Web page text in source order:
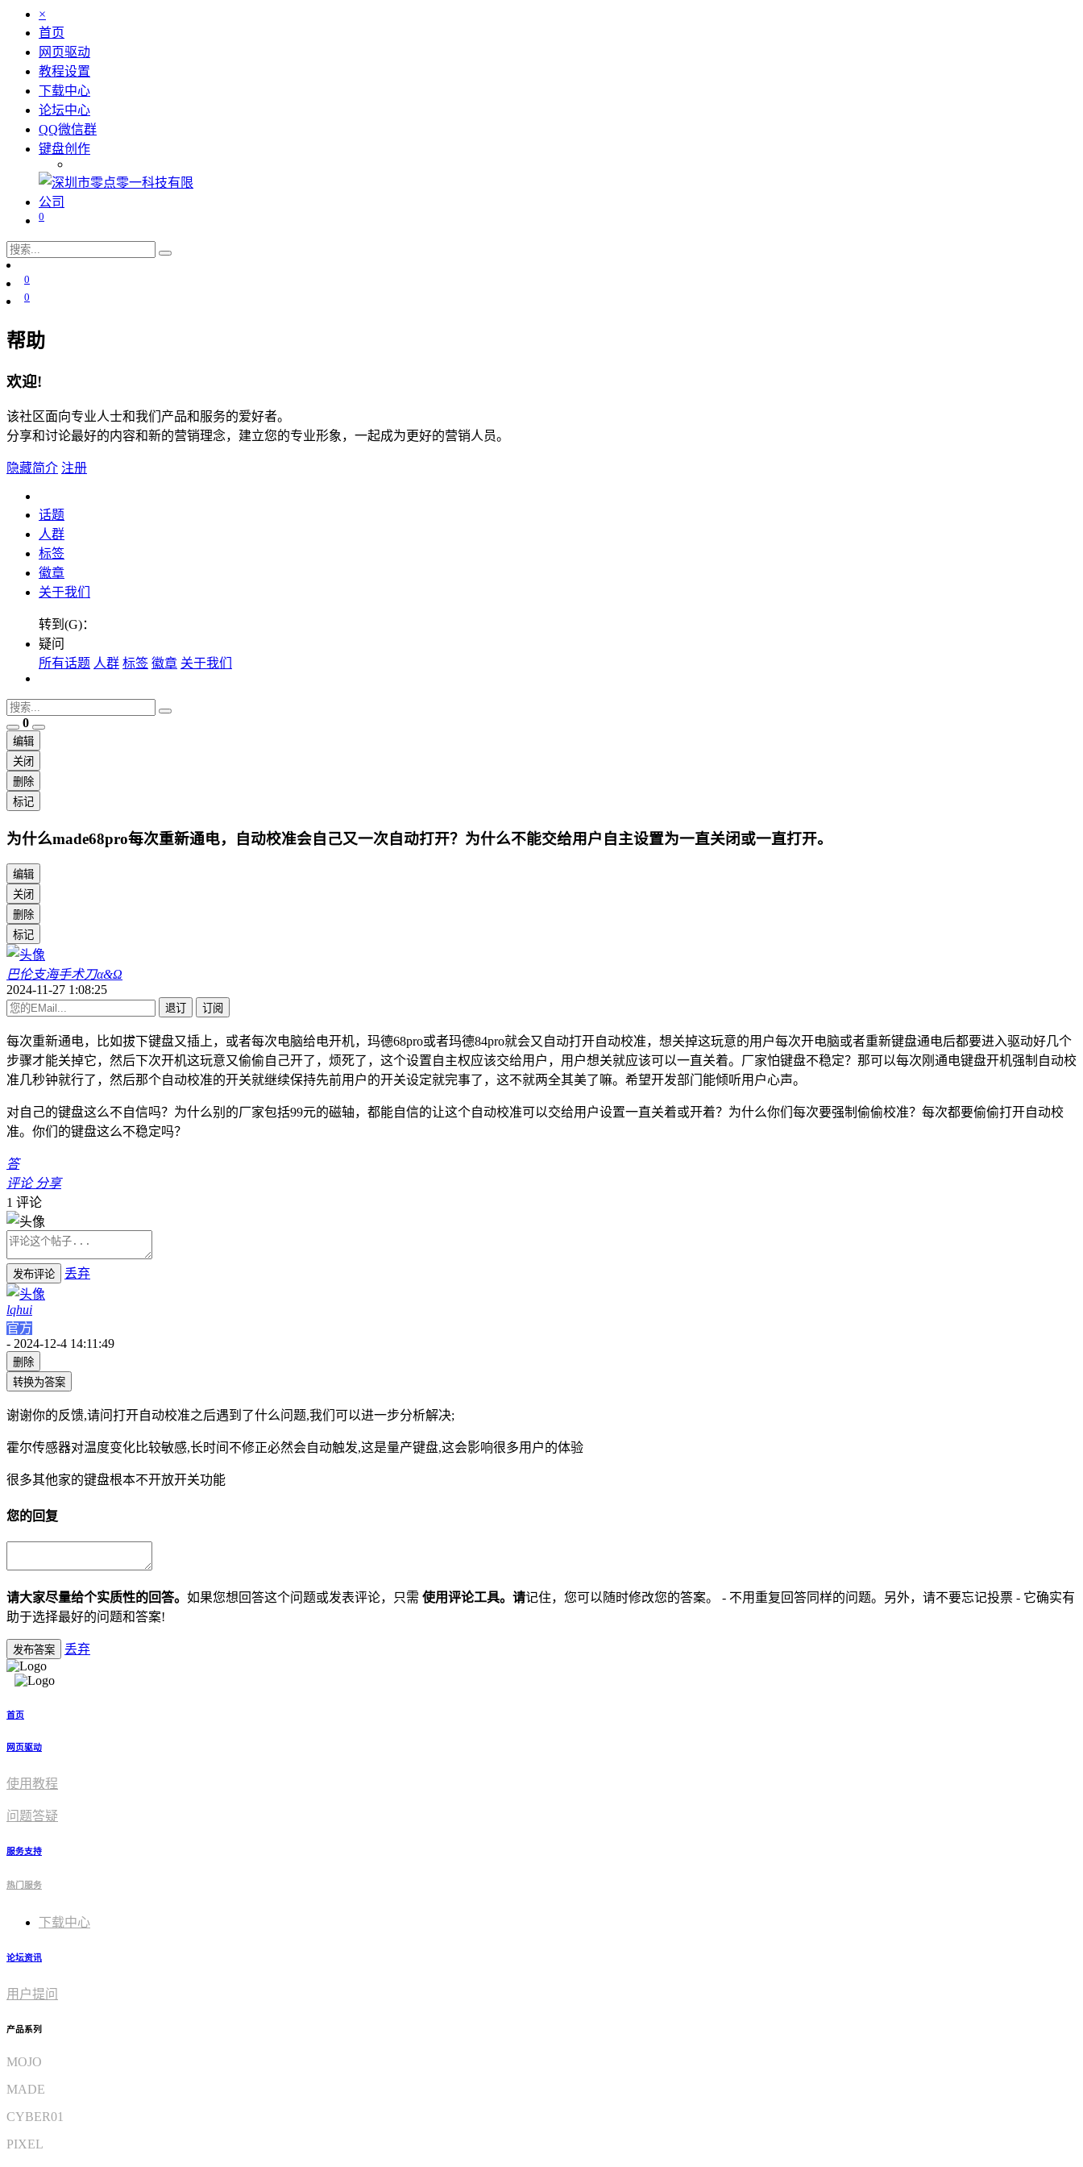
×
首页
网页驱动
教程设置
下载中心
论坛中心
QQ微信群
键盘创作
0
0
0
帮助
欢迎!
该社区面向专业人士和我们产品和服务的爱好者。
分享和讨论最好的内容和新的营销理念，建立您的专业形象，一起成为更好的营销人员。
隐藏简介 注册
话题
人群
标签
徽章
关于我们
转到(G)：
疑问
所有话题 人群 标签 徽章 关于我们
0
编辑
关闭
删除
标记
为什么made68pro每次重新通电，自动校准会自己又一次自动打开？为什么不能交给用户自主设置为一直关闭或一直打开。
编辑
关闭
删除
标记
巴伦支海手术刀α&Ω
2024-11-27 1:08:25
退订 订阅
每次重新通电，比如拔下键盘又插上，或者每次电脑给电开机，玛德68pro或者玛德84pro就会又自动打开自动校准，想关掉这玩意的用户每次开电脑或者重新键盘通电后都要进入驱动好几个
步骤才能关掉它，然后下次开机这玩意又偷偷自己开了，烦死了，这个设置自主权应该交给用户，用户想关就应该可以一直关着。厂家怕键盘不稳定？那可以每次刚通电键盘开机强制自动校
准几秒钟就行了，然后那个自动校准的开关就继续保持先前用户的开关设定就完事了，这不就两全其美了嘛。希望开发部门能倾听用户心声。
对自己的键盘这么不自信吗？为什么别的厂家包括99元的磁轴，都能自信的让这个自动校准可以交给用户设置一直关着或开着？为什么你们每次要强制偷偷校准？每次都要偷偷打开自动校
准。你们的键盘这么不稳定吗？
答
评论 分享
1 评论
发布评论 丢弃
lqhui
官方
- 2024-12-4 14:11:49
删除
转换为答案
谢谢你的反馈,请问打开自动校准之后遇到了什么问题,我们可以进一步分析解决;
霍尔传感器对温度变化比较敏感,长时间不修正必然会自动触发,这是量产键盘,这会影响很多用户的体验
很多其他家的键盘根本不开放开关功能
您的回复
请大家尽量给个实质性的回答。 如果您想回答这个问题或发表评论，只需 使用评论工具。请记住，您可以随时修改您的答案。 - 不用重复回答同样的问题。另外，请不要忘记投票 - 它确实有
助于选择最好的问题和答案!
发布答案 丢弃
首页
网页驱动
使用教程​
问题答疑
服务支持
热门服务
下载中心
论坛资讯
用户提问
产品系列
MOJO
MADE
CYBER01
PIXEL